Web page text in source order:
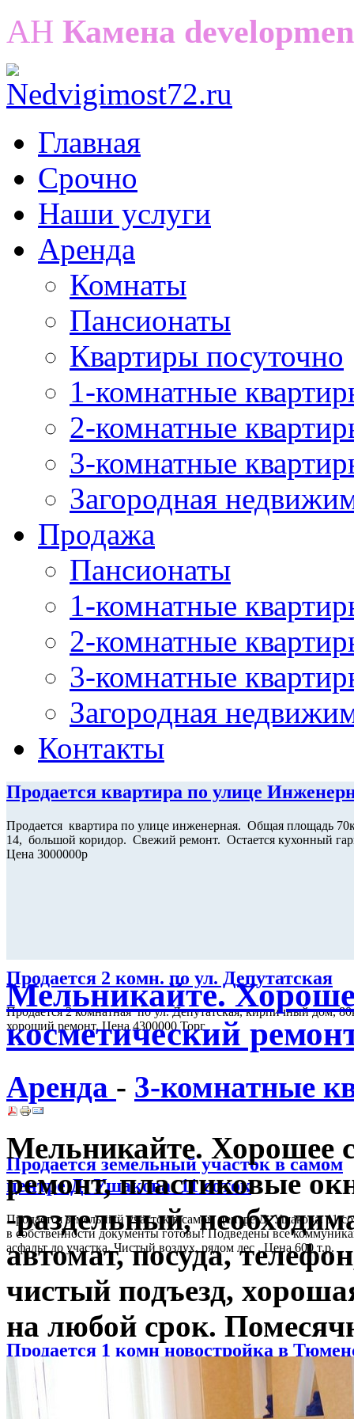
АН Камена
Главная
Срочно
Наши услуги
Аренда
Комнаты
Пансионаты
Квартиры посуточно
1-комнатные
2-комнатные
3-комнатные
Загородная
Продажа
Пансионаты
1-комнатные
2-комнатные
3-комнатные
Загородная
Контакты
Продается квартира по улице
Продается квартира по улице инженерная. Общая площадь
14, большой коридор. Свежий ремонт. Остается кухонный
Цена 3000000р
Продается 2 комн. по ул. Депутатская
Продается 2 комнатная по ул. Депутатская, кирпичный дом,
хороший ремонт. Цена 4300000 Торг
Продается земельный участок в самом
центре Д. Ушакова. 11 соток
Продается земельный участок в самом центре Д. Ушакова. 11
в собственности документы готовы! Подведены все
асфальт до участка. Чистый воздух, рядом лес . Цена 600 т.р.
Продается 1 комн новостройка в
районе
1 комнатная новосторойка Тюменском мкр. 46кв.м. общая
Мельникайте.
косметический
Аренда - 3-комнатные
Мельникайте. Хорошее
ремонт, пластиковые
-раздельный,
автомат, посуда,
чистый подъезд,
на любой срок.